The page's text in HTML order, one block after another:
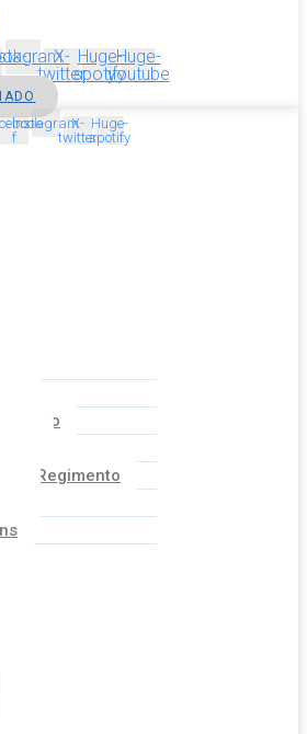
X-
twitter
Huge-
spotify
Huge-
youtube
f
InstagramX-
twitter
Huge-
spotify
e Regimento